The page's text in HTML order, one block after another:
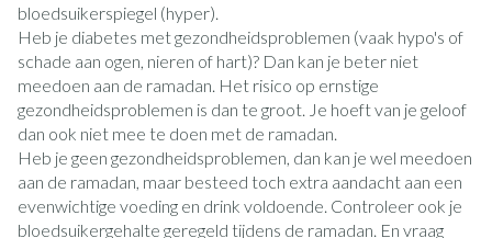
bloedsuikerspiegel (hyper).
Heb je diabetes met gezondheidsproblemen (vaak hypo's of
schade aan ogen, nieren of hart)? Dan kan je beter niet
meedoen aan de ramadan. Het risico op ernstige
gezondheidsproblemen is dan te groot. Je hoeft van je geloof
dan ook niet mee te doen met de ramadan.
Heb je geen gezondheidsproblemen, dan kan je wel meedoen
aan de ramadan, maar besteed toch extra aandacht aan een
evenwichtige voeding en drink voldoende. Controleer ook je
bloedsuikergehalte geregeld tijdens de ramadan. En vraag